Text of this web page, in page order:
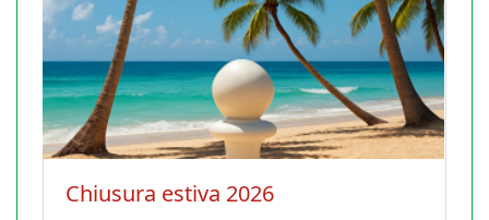
Chiusura estiva 2026